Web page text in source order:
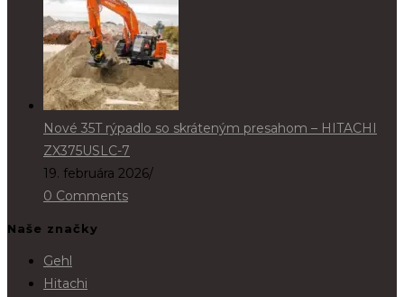
Nové 35T rýpadlo so skráteným presahom – HITACHI
ZX375USLC-7
19. februára 2026/
0 Comments
Naše značky
Gehl
Hitachi